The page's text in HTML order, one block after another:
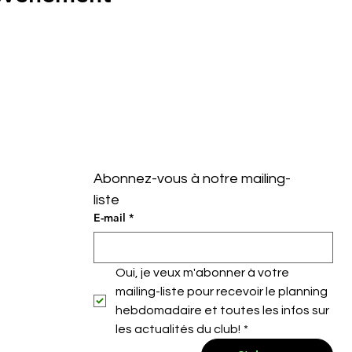
Abonnez-vous à notre mailing-
liste
E-mail *
Oui, je veux m'abonner à votre
mailing-liste pour recevoir le planning
hebdomadaire et toutes les infos sur
les actualités du club! *